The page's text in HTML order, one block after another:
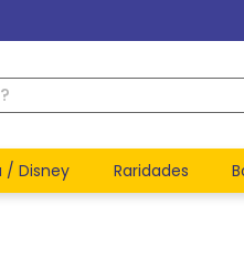
/ Disney Raridades